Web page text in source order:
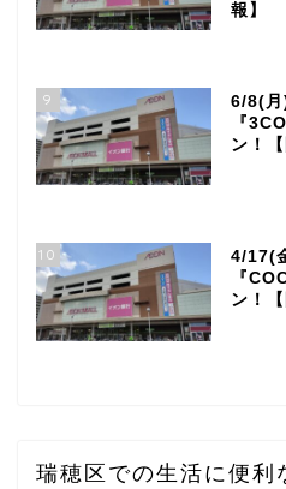
報】
9
6/8(月
『
ン！【
10
4/17(
『
ン！【
瑞穂区での生活に便利